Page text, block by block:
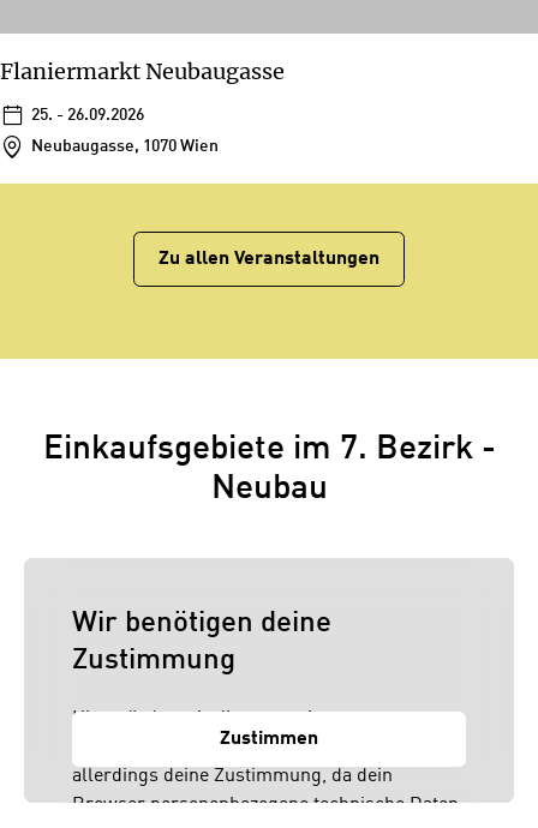
Flaniermarkt Neubaugasse
25. - 26.09.2026
Neubaugasse, 1070 Wien
Zu allen Veranstaltungen
Einkaufsgebiete im 7. Bezirk -
Neubau
Wir benötigen deine
Zustimmung
Hier würden wir dir gerne einen externen
Inhalt anzeigen. Dafür benötigen wir
allerdings deine Zustimmung, da dein
Browser personenbezogene technische Daten
Zustimmen